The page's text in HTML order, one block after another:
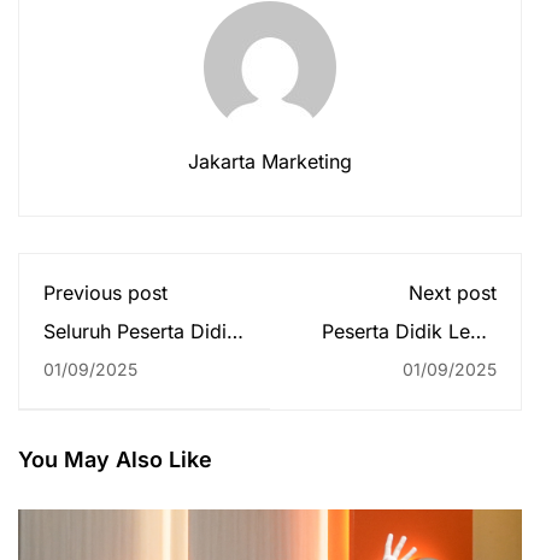
Jakarta Marketing
Previous post
Seluruh Peserta Didik
Mandiri Jakarta Ikuti
Sama dengan RS
Primaya Bekasi Barat
01/09/2025
Next post
Peserta Didik Level
Global Mandiri
01/09/2025
You May Also Like